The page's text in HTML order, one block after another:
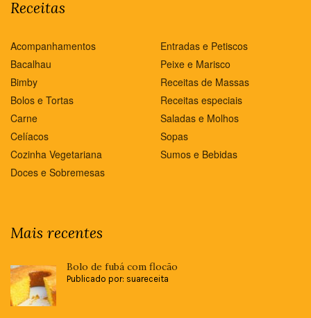
Receitas
Acompanhamentos
Bacalhau
Bimby
Bolos e Tortas
Carne
Celíacos
Cozinha Vegetariana
Doces e Sobremesas
Entradas e Petiscos
Peixe e Marisco
Receitas de Massas
Receitas especiais
Saladas e Molhos
Sopas
Sumos e Bebidas
Mais recentes
Bolo de fubá com flocão
Publicado por: suareceita